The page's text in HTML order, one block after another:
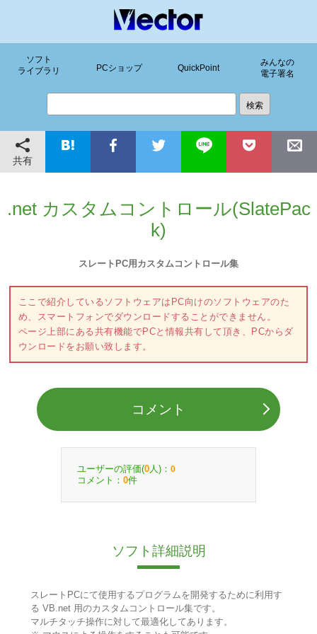
ソフト
ライブラリ
PCショップ QuickPoint
みんなの
電子署名
共有
.net カスタムコントロール(SlatePac
k)
スレートPC用カスタムコントロール集
ここで紹介しているソフトウェアはPC向けのソフトウェアのた
め、スマートフォンでダウンロードすることができません。
ページ上部にある共有機能でPCと情報共有して頂き、PCからダ
ウンロードをお願い致します。
コメント
ユーザーの評価(0 人)： 0
コメント： 0件
ソフト詳細説明
スレートPCにて使用するプログラムを開発するために利用す
る VB.net 用のカスタムコントロール集です。
マルチタッチ操作に対して最適化してあります。